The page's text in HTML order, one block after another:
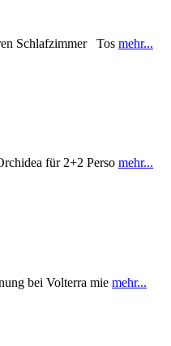
Schlafzimmer Tos mehr...
für 2+2 Perso mehr...
bei Volterra mie mehr...